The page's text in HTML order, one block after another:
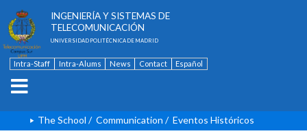
INGENIERÍA Y SISTEMAS DE
TELECOMUNICACIÓN
UNIVERSIDAD POLITÉCNICA DE MADRID
Intra-Staff Intra-Alums News Contact Español
The School / Communication / Eventos Históricos